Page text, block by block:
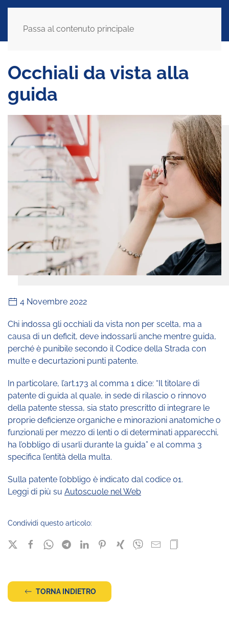
Passa al contenuto principale
Occhiali da vista alla
guida
4 Novembre 2022
Chi indossa gli occhiali da vista non per scelta, ma a
causa di un deficit, deve indossarli anche mentre guida,
perché è punibile secondo il Codice della Strada con
multe e decurtazioni punti patente.
In particolare, l’art.173 al comma 1 dice: “Il titolare di
patente di guida al quale, in sede di rilascio o rinnovo
della patente stessa, sia stato prescritto di integrare le
proprie deficienze organiche e minorazioni anatomiche o
funzionali per mezzo di lenti o di determinati apparecchi,
ha l’obbligo di usarli durante la guida” e al comma 3
specifica l’entità della multa.
Sulla patente l’obbligo è indicato dal codice 01.
Leggi di più su Autoscuole nel Web
Condividi questo articolo:
TORNA INDIETRO